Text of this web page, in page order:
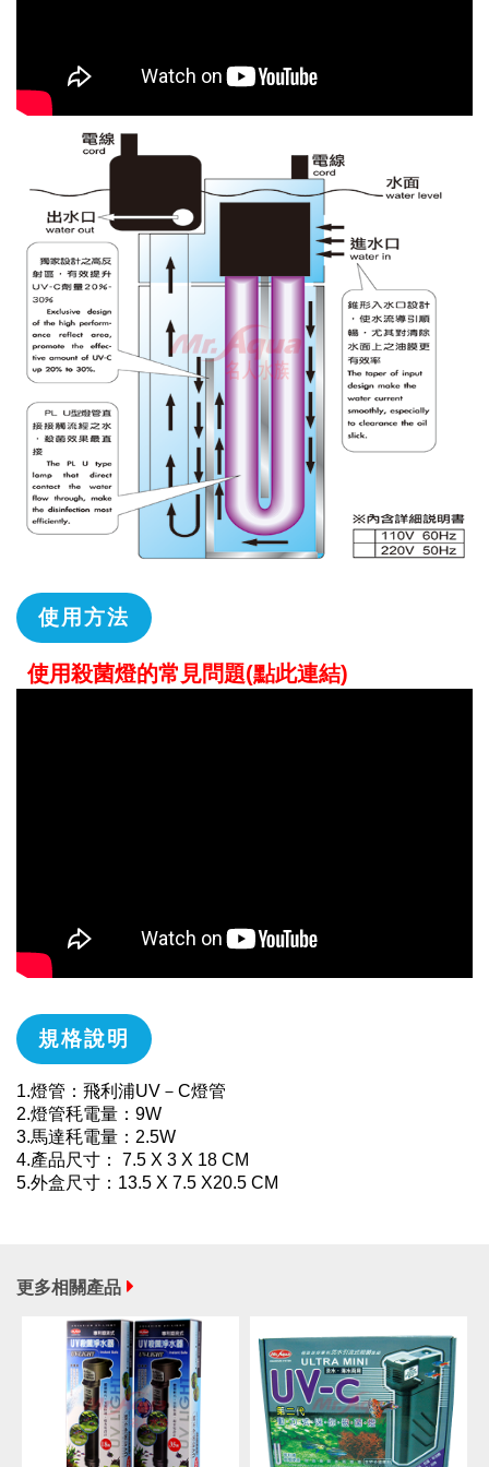
使用方法
使用殺菌燈的常見問題(點此連結)
規格說明
1.燈管：飛利浦UV－C燈管
2.燈管秏電量：9W
3.馬達秏電量：2.5W
4.產品尺寸： 7.5 X 3 X 18 CM
5.外盒尺寸：13.5 X 7.5 X20.5 CM
更多相關產品